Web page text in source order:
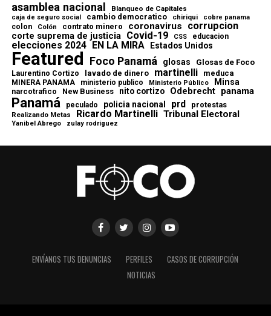
asamblea nacional Blanqueo de Capitales
caja de seguro social cambio democratico chiriqui cobre panama
colon Colón contrato minero coronavirus corrupcion
corte suprema de justicia Covid-19 CSS educacion
elecciones 2024 EN LA MIRA Estados Unidos
Featured Foco Panamá glosas Glosas de Foco
Laurentino Cortizo lavado de dinero martinelli meduca
MINERA PANAMA ministerio publico Ministerio Público Minsa
narcotrafico New Business nito cortizo Odebrecht panama
Panamá peculado policia nacional prd protestas
Realizando Metas Ricardo Martinelli Tribunal Electoral
Yanibel Abrego zulay rodriguez
ENVÍANOS TUS DENUNCIAS PERFILES
CASOS DE CORRUPCIÓN
NOTICIAS